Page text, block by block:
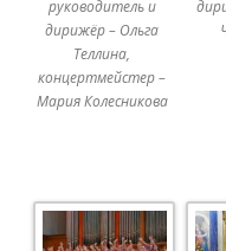
руководитель и
дирижёр – Ольга
Теллина,
концертмейстер –
Мария Колесникова